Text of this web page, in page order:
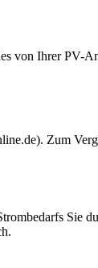
von Ihrer PV-
Zum
Sie